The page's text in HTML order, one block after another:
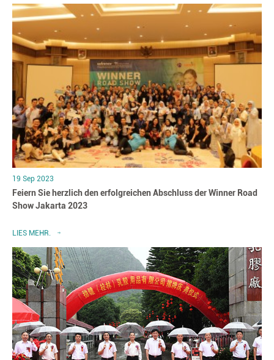
19 Sep 2023
Feiern Sie herzlich den erfolgreichen Abschluss der Winner Road
Show Jakarta 2023
LIES MEHR.